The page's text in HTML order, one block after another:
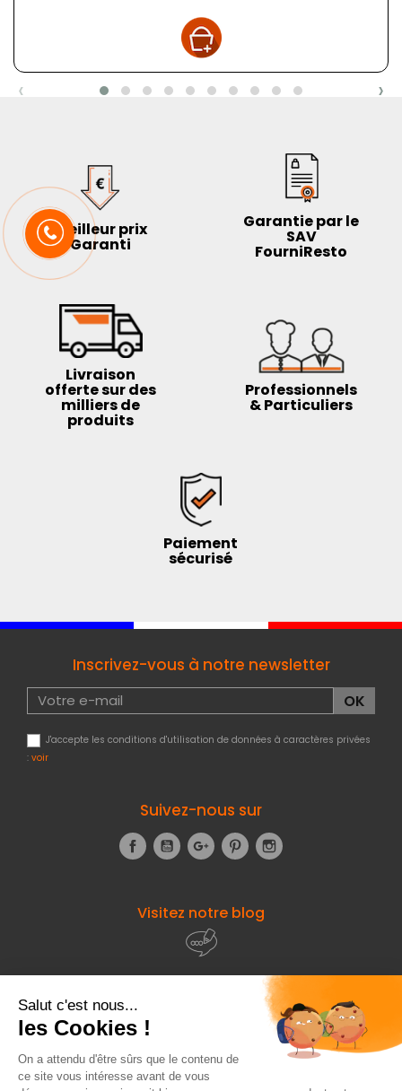
‹ ›
Meilleur prix
Garanti
Garantie par le
SAV
FourniResto
Livraison
offerte sur des
milliers de
produits
Professionnels
& Particuliers
Paiement
sécurisé
Inscrivez-vous à notre newsletter
J'accepte les conditions d'utilisation de données à caractères privées
: voir
Suivez-nous sur
FacebookYouTubeGoogle+Pinterest
Visitez notre blog
À propos de
Fourniresto